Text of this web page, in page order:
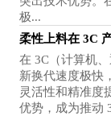
极...
柔性上料在 3C
在 3C（计算机
新换代速度极快
灵活性和精准度
优势，成为推动